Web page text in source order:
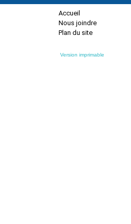
Accueil
Nous joindre
Plan du site
Version imprimable